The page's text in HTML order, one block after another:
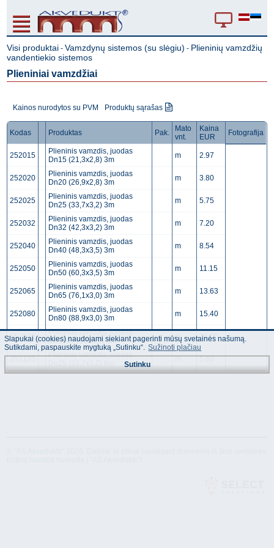
Visi produktai -Vamzdynų sistemos (su slėgiu) - Plieninių vamzdžių
vandentiekio sistemos
Plieniniai vamzdžiai
Kainos nurodytos su PVM Produktų sąrašas
Kodas Produktas Pak.
Mato
vnt.
Kaina
EUR
Fotografija
252015
Plieninis vamzdis, juodas
Dn15 (21,3x2,8) 3m
m 2.97
252020
Plieninis vamzdis, juodas
Dn20 (26,9x2,8) 3m
m 3.80
252025
Plieninis vamzdis, juodas
Dn25 (33,7x3,2) 3m
m 5.75
252032
Plieninis vamzdis, juodas
Dn32 (42,3x3,2) 3m
m 7.20
252040
Plieninis vamzdis, juodas
Dn40 (48,3x3,5) 3m
m 8.54
252050
Plieninis vamzdis, juodas
Dn50 (60,3x3,5) 3m
m 11.15
252065
Plieninis vamzdis, juodas
Dn65 (76,1x3,0) 3m
m 13.63
252080
Plieninis vamzdis, juodas
Dn80 (88,9x3,0) 3m
m 15.40
252082
Plieninis vamzdis, juodas
Dn100 (108x3,0) 3m
m 24.00
252125
Plieninis vamzdis, juodas
m 5.60
Slapukai (cookies) naudojami siekiant pagerinti mūsų svetainės našumą.
Sutikdami, paspauskite mygtuką „Sutinku“. Sužinoti plačiau
Sutinku